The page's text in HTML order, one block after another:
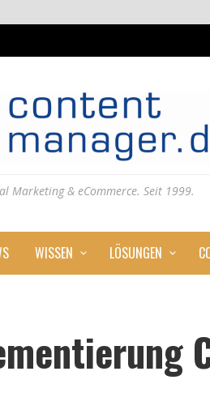
Marketing & eCommerce. Seit 1999.
WISSEN LÖSUNGEN